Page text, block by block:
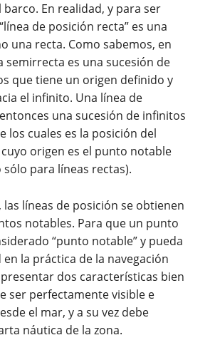
En realidad, y para ser
de posición recta” es una
una recta. Como sabemos, en
semirrecta es una sucesión de
que tiene un origen definido y
el infinito. Una línea de
una sucesión de infinitos
los cuales es la posición del
origen es el punto notable
sólo para líneas rectas).
las líneas de posición se obtienen
notables. Para que un punto
“punto notable” y pueda
la práctica de la navegación
dos características bien
ser perfectamente visible e
el mar, y a su vez debe
náutica de la zona.